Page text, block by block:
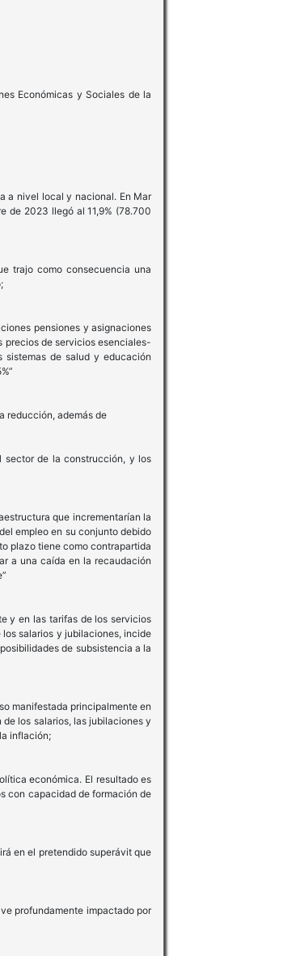
Económicas y Sociales de la
a nivel local y nacional. En Mar
de 2023 llegó al 11,9% (78.700
trajo como consecuencia una
pensiones y asignaciones
precios de servicios esenciales-
sistemas de salud y educación
reducción, además de
sector de la construcción, y los
que incrementarían la
empleo en su conjunto debido
plazo tiene como contrapartida
a una caída en la recaudación
y en las tarifas de los servicios
salarios y jubilaciones, incide
de subsistencia a la
manifestada principalmente en
los salarios, las jubilaciones y
inflación;
económica. El resultado es
con capacidad de formación de
en el pretendido superávit que
profundamente impactado por